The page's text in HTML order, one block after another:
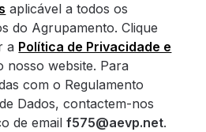
aplicável a todos os
do Agrupamento. Clique
a Política de Privacidade e
nosso website. Para
com o Regulamento
Dados, contactem-nos
de emailf575@aevp.net.